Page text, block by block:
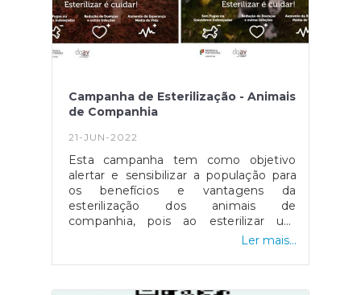
Campanha de Esterilização - Animais
de Companhia
21-JUN-2022
Esta campanha tem como objetivo
alertar e sensibilizar a população para
os benefícios e vantagens da
esterilização dos animais de
companhia, pois ao esterilizar um
animal evita doenças do sistema
planeadas, e minimiza
Ler mais...